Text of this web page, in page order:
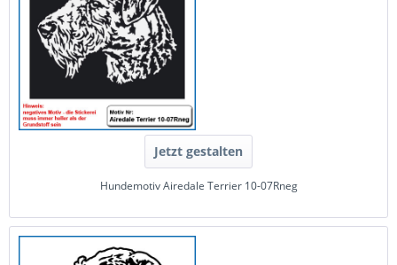
Jetzt gestalten
Hundemotiv Airedale Terrier 10-07Rneg